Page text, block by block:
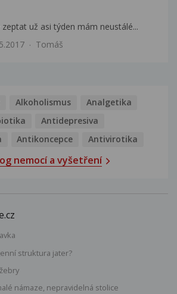
už asi týden mám neustálé...
Tomáš
Alkoholismus
Analgetika
Antidepresiva
Antikoncepce Antivirotika
nemocí a vyšetření
struktura jater?
námaze, nepravidelná stolice